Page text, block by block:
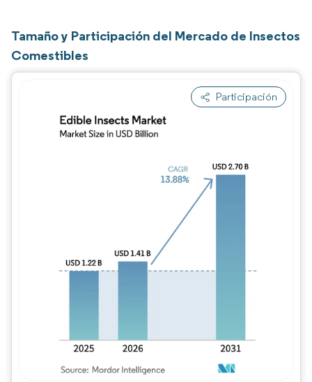
Tamaño y Participación del Mercado de Insectos
Comestibles
Participación
Imagen © Mordor Intelligence. El uso